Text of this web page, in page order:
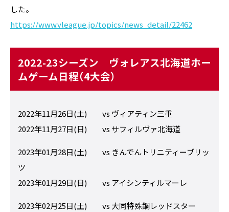
した。
https://www.vleague.jp/topics/news_detail/22462
2022-23シーズン ヴォレアス北海道ホー
ムゲーム日程（4大会）
2022年11月26日(土) vs ヴィアティン三重
2022年11月27日(日) vs サフィルヴァ北海道
2023年01月28日(土) vs きんでんトリニティーブリッ
ツ
2023年01月29日(日) vs アイシンティルマーレ
2023年02月25日(土) vs 大同特殊鋼レッドスター